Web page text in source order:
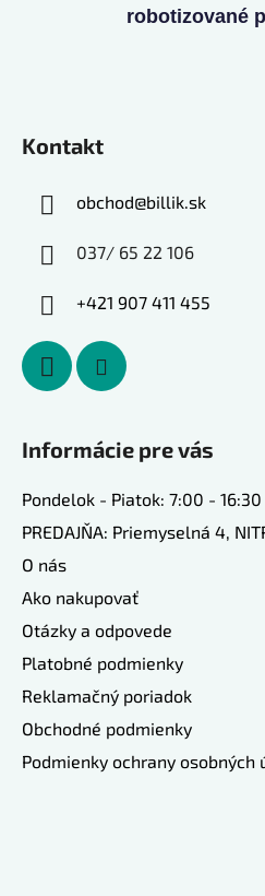
robotizované
Kontakt
obchod@billik.sk
037/ 65 22 106
+421 907 411 455
Informácie pre vás
Pondelok - Piatok: 7:00 - 16:30
PREDAJŇA: Priemyselná 4,
O nás
Ako nakupovať
Otázky a odpovede
Platobné podmienky
Reklamačný poriadok
Obchodné podmienky
Podmienky ochrany osobných